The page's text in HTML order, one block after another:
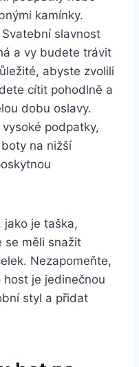
kamínky.
slavnost
a ⁢vy budete trávit
abyste zvolili
cítit pohodlně a‍
‍dobu ‍oslavy.
podpatky,
na⁣ nižší
je taška,
se měli⁢ snažit
Nezapomeňte,
je jedinečnou
styl a přidat